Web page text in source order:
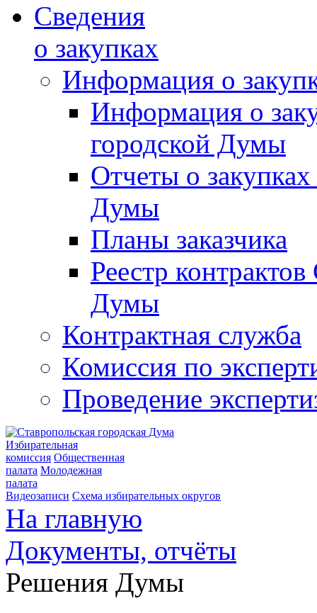
Сведения
о закупках
Информация о
Информация о
городской Думы
Отчеты о
Думы
Планы заказчика
Реестр
Думы
Контрактная служба
Комиссия по
Проведение
Избирательная
комиссия Общественная
палата Молодежная
палата
Видеозаписи Схема избирательных округов
На главную
Документы, отчёты
Решения Думы